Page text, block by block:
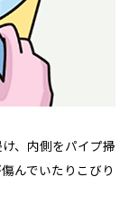
、内側をパイプ掃
んでいたりこびり